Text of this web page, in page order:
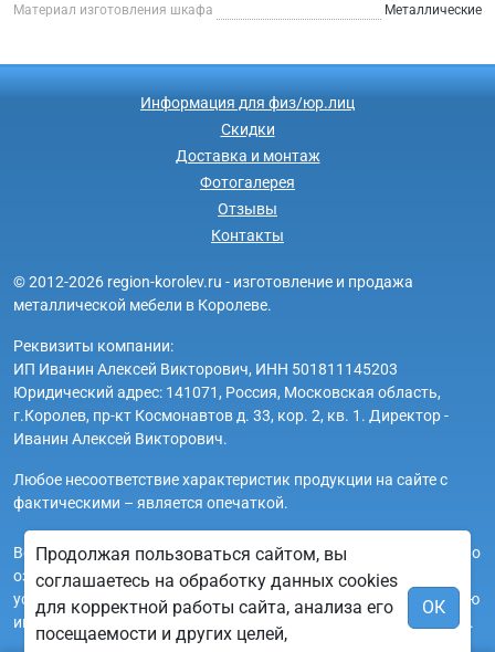
Материал изготовления шкафа
Металлические
Информация для физ/юр.лиц
Скидки
Доставка и монтаж
Фотогалерея
Отзывы
Контакты
© 2012-2026 region-korolev.ru - изготовление и продажа
металлической мебели в Королеве.
Реквизиты компании:
ИП Иванин Алексей Викторович, ИНН 501811145203
Юридический адрес: 141071, Россия, Московская область,
г.Королев, пр-кт Космонавтов д. 33, кор. 2, кв. 1. Директор -
Иванин Алексей Викторович.
Любое несоответствие характеристик продукции на сайте с
фактическими – является опечаткой.
Вся информация на сайте region-korolev.ru носит исключительно
ознакомительный и справочный характер и ни при каких
условиях не является публичной офертой. Всю дополнительную
информацию можно узнать по телефонам указанным на сайте.
Продолжая пользоваться сайтом, вы
соглашаетесь на обработку данных cookies
для корректной работы сайта, анализа его
посещаемости и других целей,
ОК